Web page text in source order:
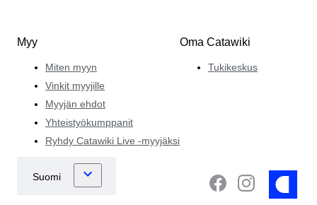
Myy
Miten myyn
Vinkit myyjille
Myyjän ehdot
Yhteistyökumppanit
Ryhdy Catawiki Live -myyjäksi
Oma Catawiki
Tukikeskus